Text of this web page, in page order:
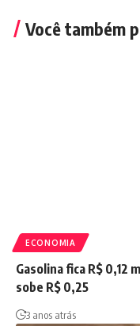
Você também
ECONOMIA
Gasolina fica R$ 0,12
sobe R$ 0,25
3 anos atrás